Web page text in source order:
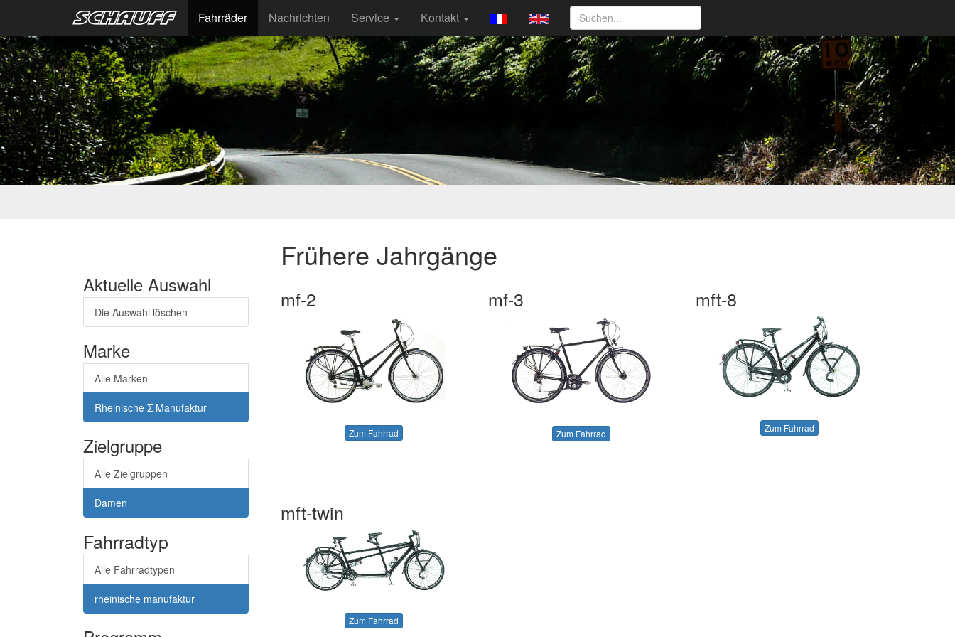
Fahrräder Nachrichten Service Kontakt
Frühere Jahrgänge
Aktuelle Auswahl
Die Auswahl löschen
Marke
Alle Marken
Rheinische Σ Manufaktur
Zielgruppe
Alle Zielgruppen
Damen
Fahrradtyp
Alle Fahrradtypen
rheinische manufaktur
mf-2
Zum Fahrrad
mf-3
Zum Fahrrad
mft-8
Zum Fahrrad
mft-twin
Zum Fahrrad